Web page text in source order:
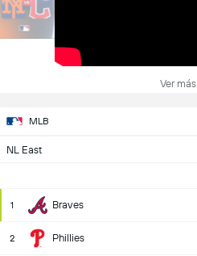
MLB
NL East
1 Braves
2 Phillies
Ver más